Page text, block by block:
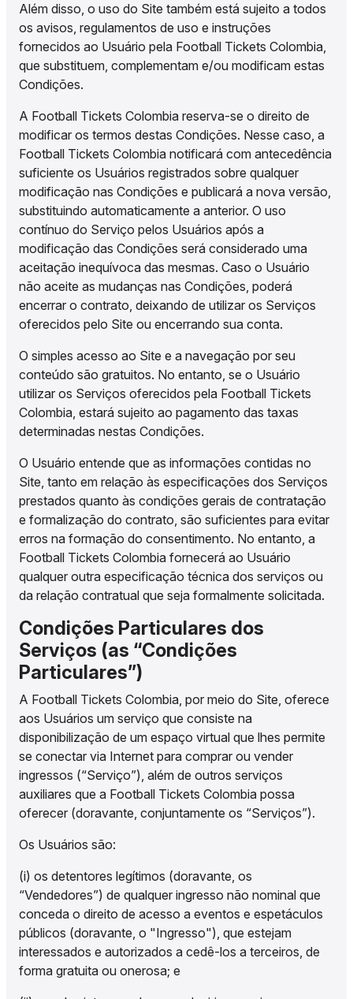
Além disso, o uso do Site também está sujeito a todos
os avisos, regulamentos de uso e instruções
fornecidos ao Usuário pela Football Tickets Colombia,
que substituem, complementam e/ou modificam estas
Condições.
A Football Tickets Colombia reserva-se o direito de
modificar os termos destas Condições. Nesse caso, a
Football Tickets Colombia notificará com antecedência
suficiente os Usuários registrados sobre qualquer
modificação nas Condições e publicará a nova versão,
substituindo automaticamente a anterior. O uso
contínuo do Serviço pelos Usuários após a
modificação das Condições será considerado uma
aceitação inequívoca das mesmas. Caso o Usuário
não aceite as mudanças nas Condições, poderá
encerrar o contrato, deixando de utilizar os Serviços
oferecidos pelo Site ou encerrando sua conta.
O simples acesso ao Site e a navegação por seu
conteúdo são gratuitos. No entanto, se o Usuário
utilizar os Serviços oferecidos pela Football Tickets
Colombia, estará sujeito ao pagamento das taxas
determinadas nestas Condições.
O Usuário entende que as informações contidas no
Site, tanto em relação às especificações dos Serviços
prestados quanto às condições gerais de contratação
e formalização do contrato, são suficientes para evitar
erros na formação do consentimento. No entanto, a
Football Tickets Colombia fornecerá ao Usuário
qualquer outra especificação técnica dos serviços ou
da relação contratual que seja formalmente solicitada.
Condições Particulares dos
Serviços (as “Condições
Particulares”)
A Football Tickets Colombia, por meio do Site, oferece
aos Usuários um serviço que consiste na
disponibilização de um espaço virtual que lhes permite
se conectar via Internet para comprar ou vender
ingressos (“Serviço”), além de outros serviços
auxiliares que a Football Tickets Colombia possa
oferecer (doravante, conjuntamente os “Serviços”).
Os Usuários são:
(i) os detentores legítimos (doravante, os
“Vendedores”) de qualquer ingresso não nominal que
conceda o direito de acesso a eventos e espetáculos
públicos (doravante, o "Ingresso"), que estejam
interessados e autorizados a cedê-los a terceiros, de
forma gratuita ou onerosa; e